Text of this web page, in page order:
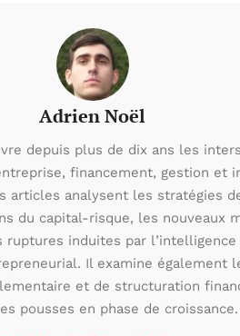
Adrien Noël
depuis plus de dix ans les
financement, gestion et
articles analysent les stratégies
du capital-risque, les nouveaux
ruptures induites par
Il examine également
et de structuration
pousses en phase de croissance.